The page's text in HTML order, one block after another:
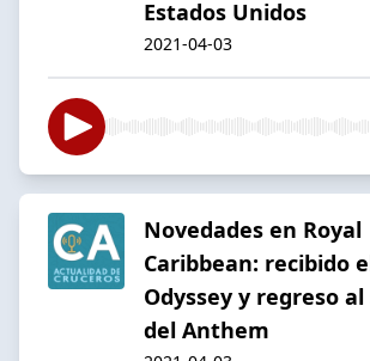
Estados Unidos
2021-04-03
Novedades en Royal
Caribbean: recibido
Odyssey y regreso
del Anthem